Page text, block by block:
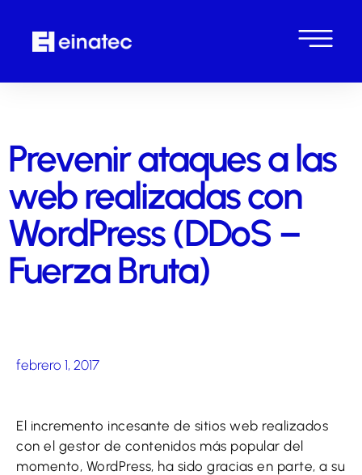
Prevenir ataques a las
web realizadas con
WordPress (DDoS –
Fuerza Bruta)
febrero 1, 2017
El incremento incesante de sitios web realizados
con el gestor de contenidos más popular del
momento, WordPress, ha sido gracias en parte, a su